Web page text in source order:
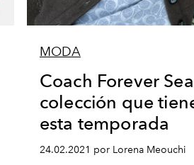
MODA
Coach Forever
colección que
esta temporada
24.02.2021 por Lorena Meouchi